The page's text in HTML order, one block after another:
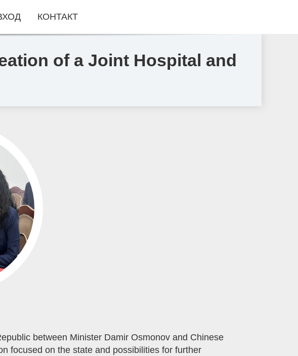
of a Joint Hospital and
between Minister Damir Osmonov and Chinese
focused on the state and possibilities for further
КОНТАКТ